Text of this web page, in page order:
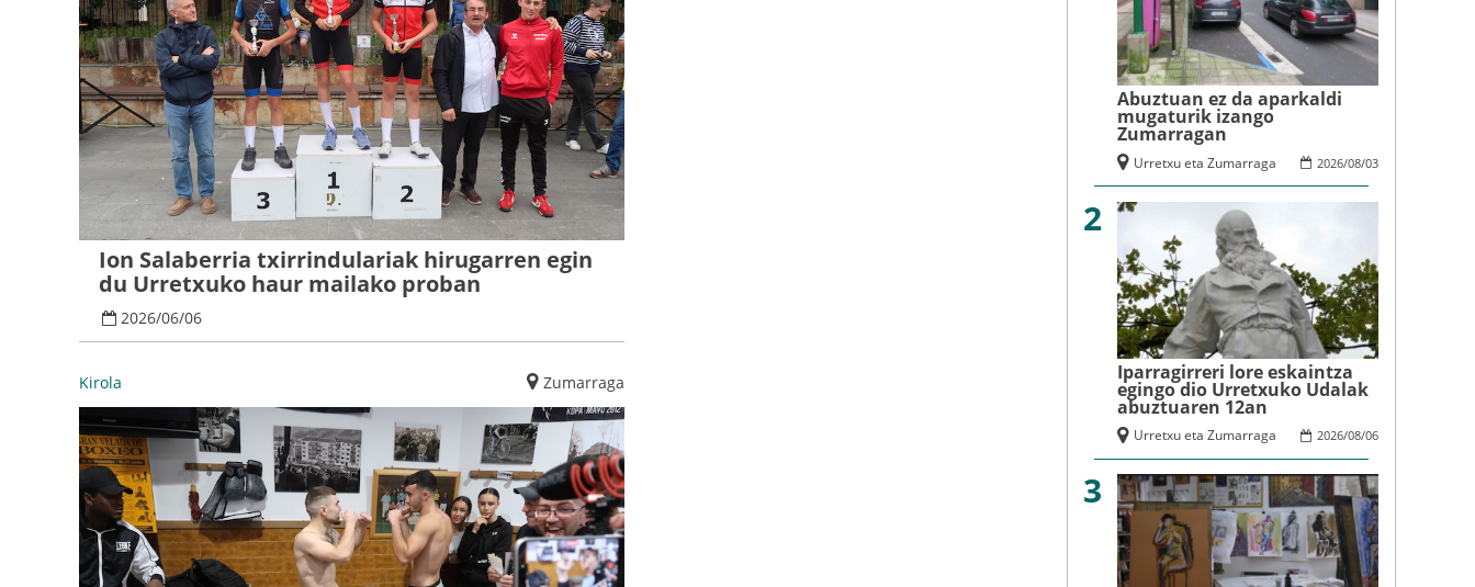
Ion Salaberria txirrindulariak hirugarren egin
du Urretxuko haur mailako proban
2026/06/06
Kirola Zumarraga
Abuztuan ez da aparkaldi
mugaturik izango
Zumarragan
2026/08/03
Urretxu eta Zumarraga
2
Iparragirreri lore eskaintza
egingo dio Urretxuko Udalak
abuztuaren 12an
2026/08/06
Urretxu eta Zumarraga
3